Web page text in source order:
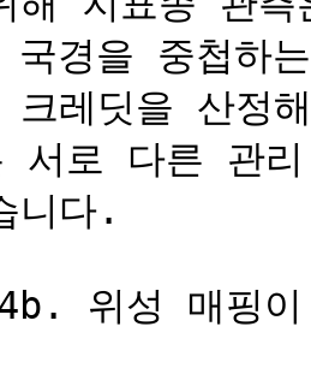
경을 중첩하
크레딧을 산정
서로 다른 관
니다.
위성 매핑이